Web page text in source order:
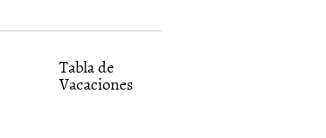
Tabla de
Vacaciones